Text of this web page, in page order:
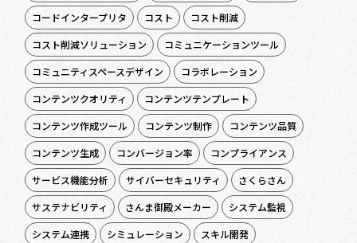
コードインタープリタ コスト
コスト削減
コスト削減ソリューション
コミュニケーションツール
コミュニティスペースデザイン
コラボレーション
コンテンツクオリティ
コンテンツテンプレート
コンテンツ作成ツール
コンテンツ制作
コンテンツ品質
コンテンツ生成
コンバージョン率
コンプライアンス
サービス機能分析
サイバーセキュリティ
さくらさん
サステナビリティ
さんま御殿メーカー
システム監視
システム連携
シミュレーション
スキル開発